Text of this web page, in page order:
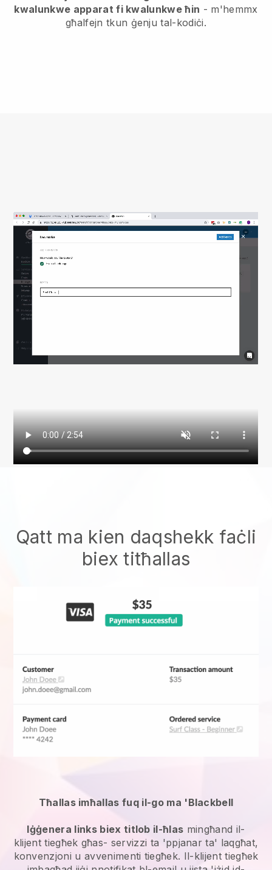
kwalunkwe apparat fi kwalunkwe ħin - m'hemmx
għalfejn tkun ġenju tal-kodiċi.
Qatt ma kien daqshekk faċli
biex titħallas
Tħallas imħallas fuq il-go ma 'Blackbell
Iġġenera links biex titlob il-ħlas mingħand il-
klijent tiegħek għas- servizzi ta 'ppjanar ta' laqgħat,
konvenzjoni u avvenimenti tiegħek. Il-klijent tiegħek